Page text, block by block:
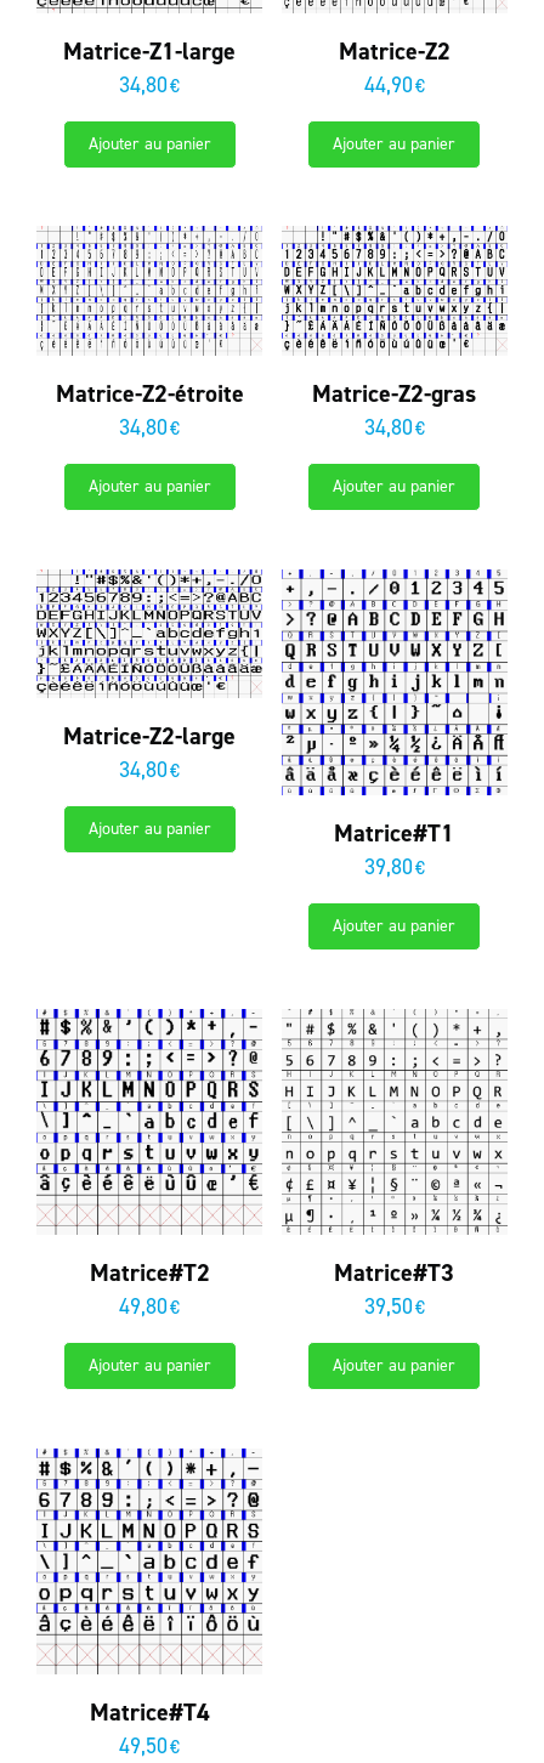
Matrice-Z1-large
34,80€
Ajouter au panier
Matrice-Z2
44,90€
Ajouter au panier
Matrice-Z2-étroite
34,80€
Ajouter au panier
Matrice-Z2-gras
34,80€
Ajouter au panier
Matrice-Z2-large
34,80€
Ajouter au panier Matrice#T1
39,80€
Ajouter au panier
Matrice#T2
49,80€
Ajouter au panier
Matrice#T3
39,50€
Ajouter au panier
Matrice#T4
49,50€